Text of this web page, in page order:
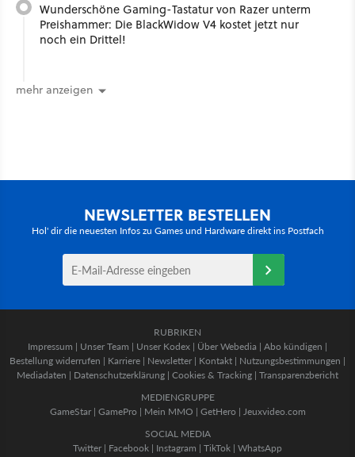
Wunderschöne Gaming-Tastatur von Razer unterm
Preishammer: Die BlackWidow V4 kostet jetzt nur
noch ein Drittel!
mehr anzeigen
NEWSLETTER BESTELLEN
Hol' dir die neuesten Infos zu Games und Hardware direkt ins Postfach
RUBRIKEN
Impressum | Unser Team | Unser Kodex | Über Webedia | Abo kündigen |
Bestellung widerrufen | Karriere | Newsletter | Kontakt | Nutzungsbestimmungen |
Mediadaten | Datenschutzerklärung | Cookies & Tracking | Transparenzbericht
MEDIENGRUPPE
GameStar| GamePro | Mein MMO | GetHero | Jeuxvideo.com
SOCIAL MEDIA
Twitter | Facebook | Instagram | TikTok | WhatsApp